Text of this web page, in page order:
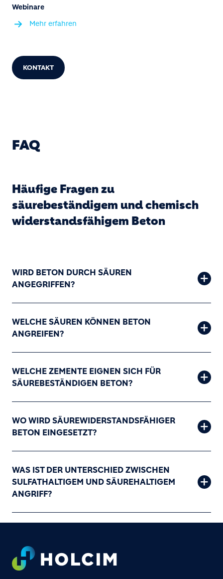
Webinare
Mehr erfahren
KONTAKT
FAQ
Häufige Fragen zu
säurebeständigem und chemisch
widerstandsfähigem Beton
WIRD BETON DURCH SÄUREN
ANGEGRIFFEN?
WELCHE SÄUREN KÖNNEN BETON
ANGREIFEN?
WELCHE ZEMENTE EIGNEN SICH FÜR
SÄUREBESTÄNDIGEN BETON?
WO WIRD SÄUREWIDERSTANDSFÄHIGER
BETON EINGESETZT?
WAS IST DER UNTERSCHIED ZWISCHEN
SULFATHALTIGEM UND SÄUREHALTIGEM
ANGRIFF?
Footer